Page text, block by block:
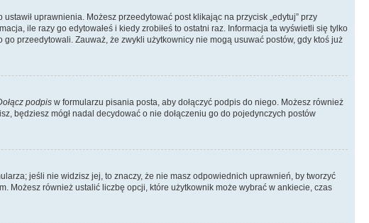
uprawnienia. Możesz przeedytować post klikając na przycisk „edytuj” przy
ile razy go edytowałeś i kiedy zrobiłeś to ostatni raz. Informacja ta wyświetli się tylko
przeedytowali. Zauważ, że zwykli użytkownicy nie mogą usuwać postów, gdy ktoś już
podpis w formularzu pisania posta, aby dołączyć podpis do niego. Możesz również
będziesz mógł nadal decydować o nie dołączeniu go do pojedynczych postów
jeśli nie widzisz jej, to znaczy, że nie masz odpowiednich uprawnień, by tworzyć
Możesz również ustalić liczbę opcji, które użytkownik może wybrać w ankiecie, czas